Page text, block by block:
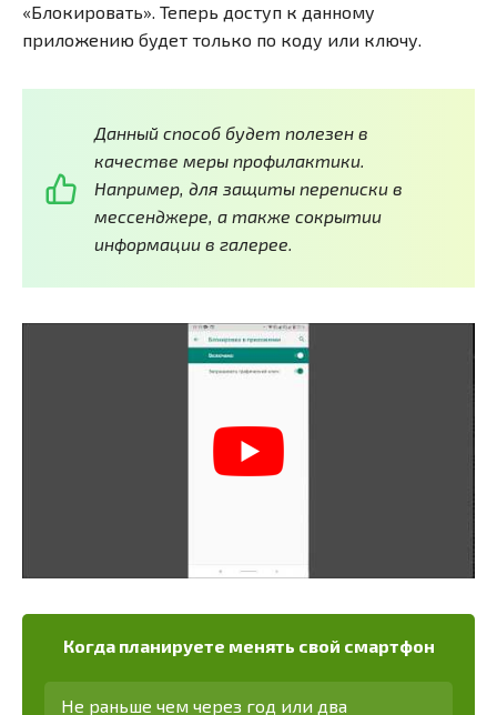
«Блокировать». Теперь доступ к данному
приложению будет только по коду или ключу.
Данный способ будет полезен в
качестве меры профилактики.
Например, для защиты переписки в
мессенджере, а также сокрытии
информации в галерее.
Когда планируете менять свой смартфон
Не раньше чем через год или два